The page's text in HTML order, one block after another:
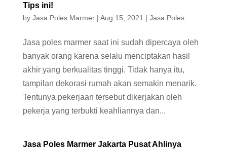
Tips ini!
by Jasa Poles Marmer| Aug 15, 2021 | Jasa Poles
Jasa poles marmer saat ini sudah dipercaya oleh
banyak orang karena selalu menciptakan hasil
akhir yang berkualitas tinggi. Tidak hanya itu,
tampilan dekorasi rumah akan semakin menarik.
Tentunya pekerjaan tersebut dikerjakan oleh
pekerja yang terbukti keahliannya dan...
Jasa Poles Marmer Jakarta Pusat Ahlinya